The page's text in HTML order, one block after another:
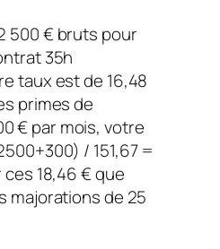
500 € bruts pour
35h
taux est de 16,48
primes de
€ par mois, votre
/ 151,67 =
ces 18,46 € que
majorations de 25